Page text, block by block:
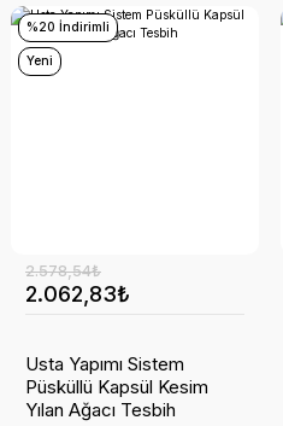
%20 İndirimli
Yeni
2.062,83₺
2.578,54₺
Usta Yapımı Sistem
Püsküllü Kapsül Kesim
Yılan Ağacı Tesbih